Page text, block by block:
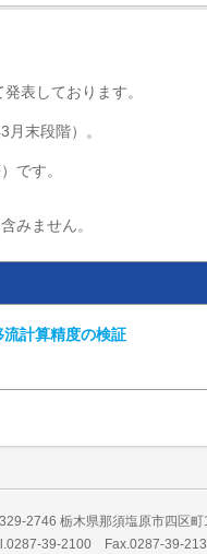
表しております。
末段階）。
です。
みません。
計算精度の検証
2746 栃木県那須塩原市四区
39‐2100 Fax.0287-39-